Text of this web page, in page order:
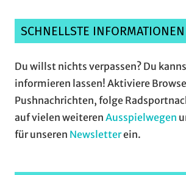
SCHNELLSTE INFORMATIONEN
Du willst nichts verpassen? Du
informieren lassen! Aktiviere
Pushnachrichten, folge
auf vielen weiteren Ausspielwegen
für unseren Newsletterein.